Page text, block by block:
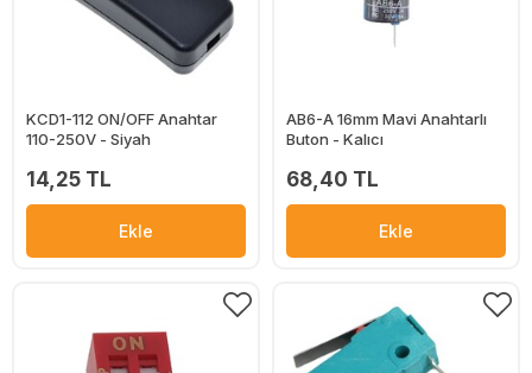
KCD1-112 ON/OFF Anahtar
110-250V - Siyah
14,25 TL
Ekle
AB6-A 16mm Mavi Anahtarlı
Buton - Kalıcı
68,40 TL
Ekle